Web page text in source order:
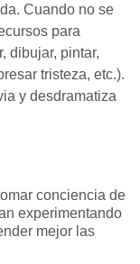
Cuando no se
para
dibujar, pintar,
tristeza, etc.).
y desdramatiza
conciencia de
experimentando
mejor las